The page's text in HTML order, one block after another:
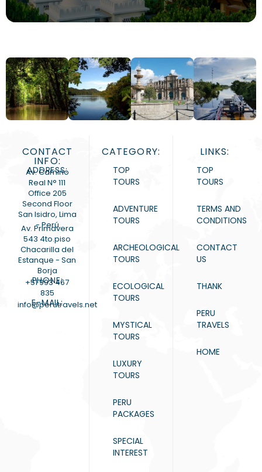
CONTACT
INFO:
ADDRESS:
Av. Camino
Real N° 111
Office 205
Second Floor
San Isidro, Lima
- Perú
Av. Primavera
543 4to.piso
Chacarilla del
Estanque - San
Borja
PHONE:
+51 993 467
835
E-MAIL:
info@perutravels.net
CATEGORY:
TOP
TOURS
ADVENTURE
TOURS
ARCHEOLOGICAL
TOURS
ECOLOGICAL
TOURS
MYSTICAL
TOURS
LUXURY
TOURS
PERU
PACKAGES
SPECIAL
INTEREST
LINKS:
TOP
TOURS
TERMS AND
CONDITIONS
CONTACT
US
THANK
PERU
TRAVELS
HOME